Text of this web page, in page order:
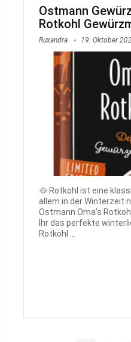
Ostmann
Rotkohl
Ruxandra 19. Oktober
🥘 Rotkohl ist eine
allem in der Winterzeit
Ostmann Oma's
Ihr das perfekte
Rotkohl ...